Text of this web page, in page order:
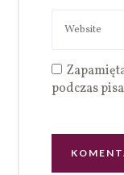
podczas